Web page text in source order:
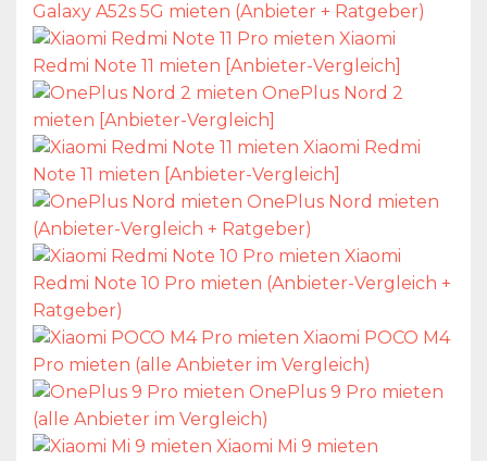
Galaxy A52s 5G mieten (Anbieter + Ratgeber)
Xiaomi
Redmi Note 11 mieten [Anbieter-Vergleich]
OnePlus Nord 2
mieten [Anbieter-Vergleich]
Xiaomi Redmi
Note 11 mieten [Anbieter-Vergleich]
OnePlus Nord mieten
(Anbieter-Vergleich + Ratgeber)
Xiaomi
Redmi Note 10 Pro mieten (Anbieter-Vergleich +
Ratgeber)
Xiaomi POCO M4
Pro mieten (alle Anbieter im Vergleich)
OnePlus 9 Pro mieten
(alle Anbieter im Vergleich)
Xiaomi Mi 9 mieten